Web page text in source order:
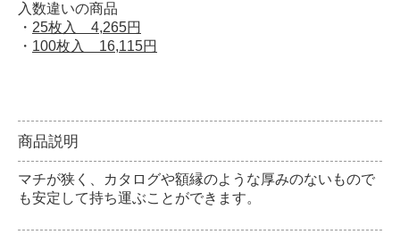
入数違いの商品
・ 25枚入 4,265円
・ 100枚入 16,115円
商品説明
マチが狭く、カタログや額縁のような厚みのないもので
も安定して持ち運ぶことができます。